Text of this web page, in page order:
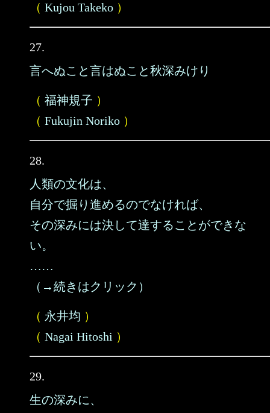
（ Kujou Takeko ）
27.
言へぬこと言はぬこと秋深みけり
（ 福神規子 ）
（ Fukujin Noriko ）
28.
人類の文化は、
自分で掘り進めるのでなければ、
その深みには決して達することができな
い。
……
（→続きはクリック）
（ 永井均 ）
（ Nagai Hitoshi ）
29.
生の深みに、